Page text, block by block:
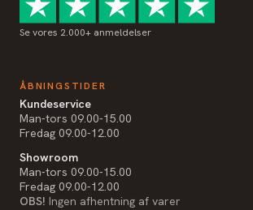
Se vores 2.000+ anmeldelser
ÅBNINGSTIDER
Kundeservice
Man-tors 09.00-15.00
Fredag 09.00-12.00
Showroom
Man-tors 09.00-15.00
Fredag 09.00-12.00
OBS! Ingen afhentning af varer